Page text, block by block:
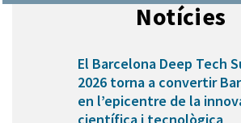
Notícies
El Barcelona Deep Tech
2026 torna a convertir
en l’epicentre de la
Anterior